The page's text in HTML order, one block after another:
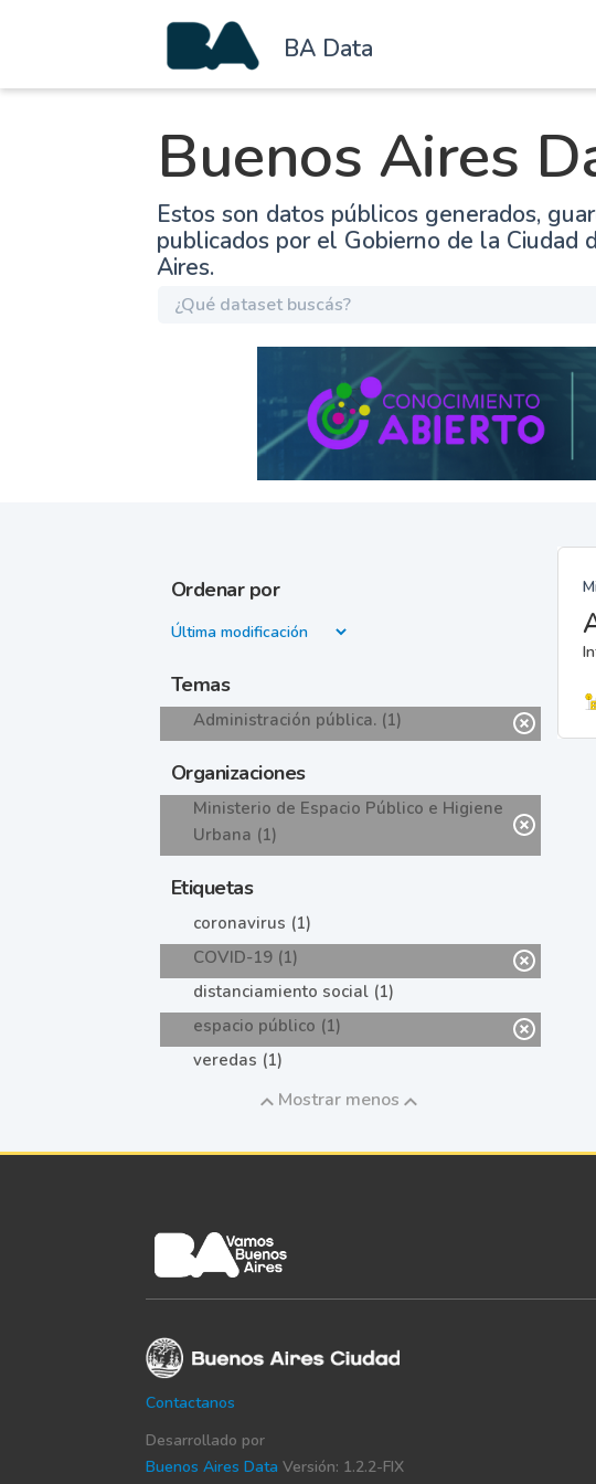
BA Data
Buenos Aires
Estos son datos públicos generados,
publicados por el Gobierno de la Ciudad
Aires.
Ordenar por
Temas
Administración pública. (1)
Organizaciones
Ministerio de Espacio Público e Higiene
Urbana (1)
Etiquetas
coronavirus (1)
COVID-19 (1)
distanciamiento social (1)
espacio público (1)
veredas (1)
Mostrar menos
Contactanos
Desarrollado por
Buenos Aires Data Versión: 1.2.2-FIX